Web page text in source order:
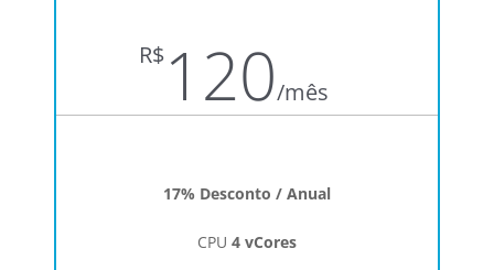
R$ 120/mês
17% Desconto / Anual
CPU 4 vCores